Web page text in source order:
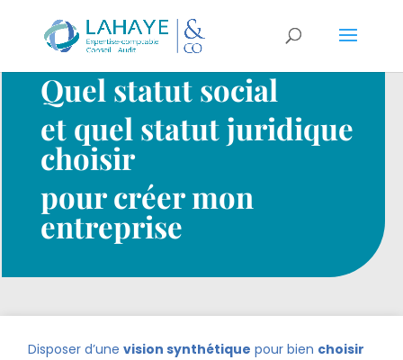
Quel statut social
et quel statut juridique
choisir
pour créer mon
entreprise
Disposer d’unevision synthétique pour bien choisir